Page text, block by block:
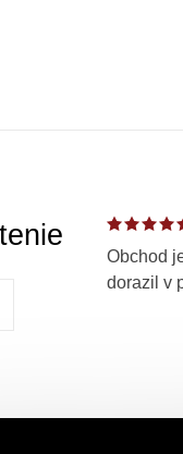
Obchod
dorazil v